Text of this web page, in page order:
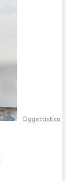
Oggettistica